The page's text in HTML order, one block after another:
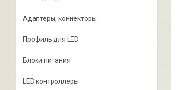
Адаптеры, коннекторы
Профиль для LED
Блоки питания
LED контроллеры